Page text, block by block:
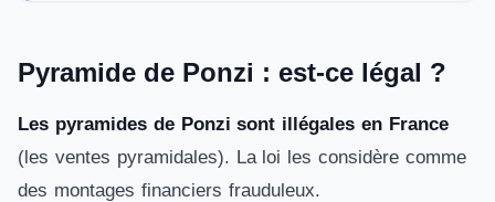
Pyramide de Ponzi : est-ce légal ?
Les pyramides de Ponzi sont illégales en France
(les ventes pyramidales). La loi les considère comme
des montages financiers frauduleux.